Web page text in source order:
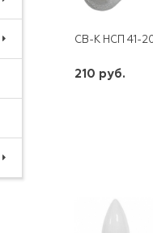
СВ-К НСП 41-
210 руб.